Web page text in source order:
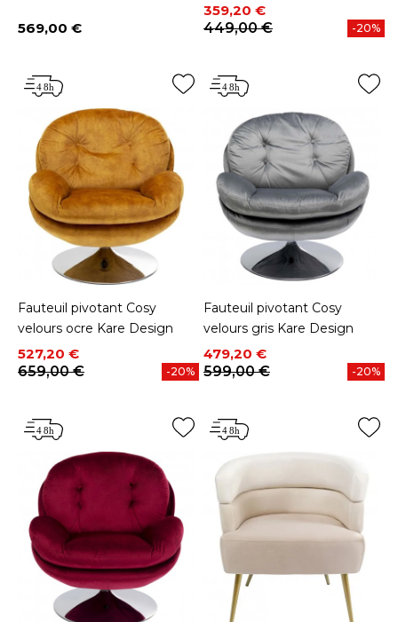
Prix
569,00 €
Prix
359,20 €
Prix de base
449,00 €
-20%
Fauteuil pivotant Cosy
velours ocre Kare Design
Prix
527,20 €
Prix de base
659,00 €
-20%
Fauteuil pivotant Cosy
velours gris Kare Design
Prix
479,20 €
Prix de base
599,00 €
-20%